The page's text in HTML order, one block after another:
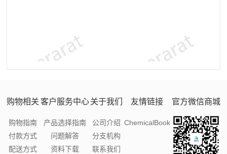
购物相关
购物指南
付款方式
配送方式
客户服务中心
产品选择指南
问题解答
资料下载
关于我们
公司介绍
分支机构
联系我们
友情链接
ChemicalBook
官方微信商城